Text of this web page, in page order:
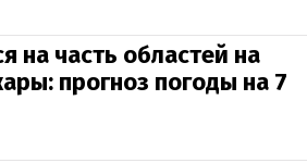
на часть областей на
прогноз погоды на 7